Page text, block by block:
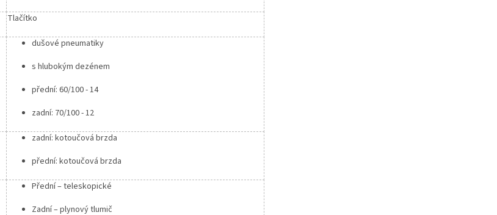
Tlačítko
dušové pneumatiky
s hlubokým dezénem
přední: 60/100 - 14
zadní: 70/100 - 12
zadní: kotoučová brzda
přední: kotoučová brzda
Přední – teleskopické
Zadní – plynový tlumič